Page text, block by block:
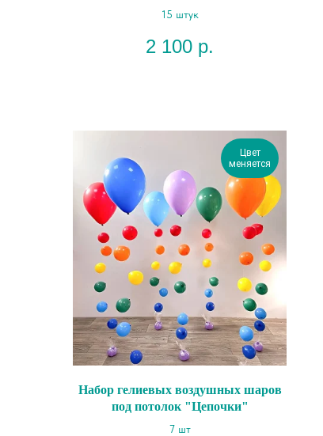
15 штук
2 100 р.
Цвет
меняется
Набор гелиевых воздушных шаров
под потолок "Цепочки"
7 шт